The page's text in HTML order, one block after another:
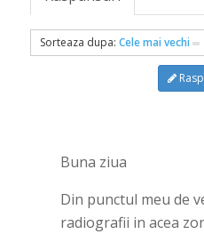
Sorteaza dupa: Cele mai vechi
Buna ziua
Din punctul meu de
radiografii in acea